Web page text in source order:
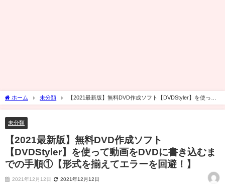
ホーム 未分類
【2021最新版】無料DVD作成ソフト【DVDStyler】を使って
動画をDVDに書き込むまでの手順①【形式を揃えてエラーを回避！】
未分類
【2021最新版】無料DVD作成ソフト
【DVDStyler】を使って動画をDVDに書き込むま
での手順①【形式を揃えてエラーを回避！】
2021年12月12日 2021年12月12日